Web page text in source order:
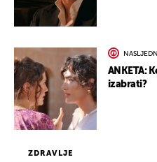
ZDRAVLJE
ANKETA:
izabrati?